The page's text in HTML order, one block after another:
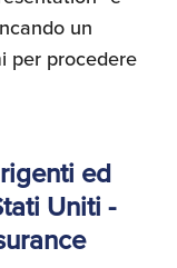
un
per procedere
ed
Uniti -